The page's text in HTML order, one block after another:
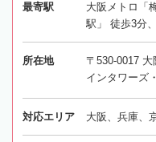
最寄駅
大阪メトロ「
駅」 徒歩3分
所在地
〒530-0017
インタワーズ
対応エリア 大阪、兵庫、